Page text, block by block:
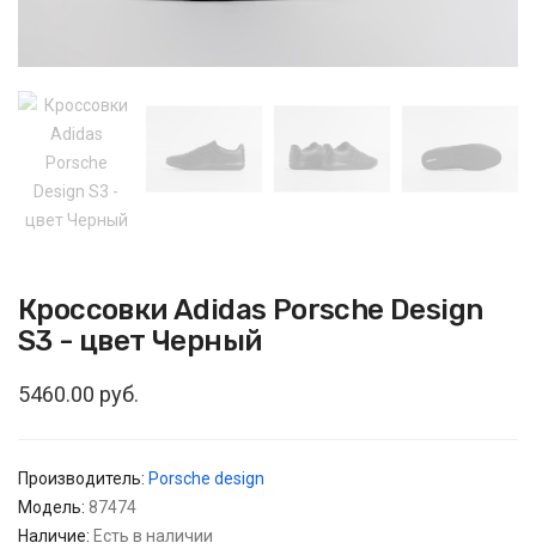
Кроссовки Adidas Porsche Design
S3 - цвет Черный
5460.00 руб.
Производитель: Porsche design
Модель: 87474
Наличие: Есть в наличии